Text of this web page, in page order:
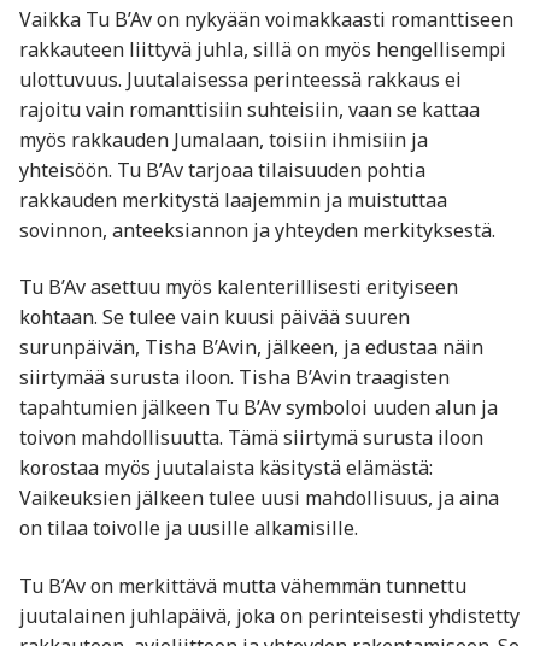
Vaikka Tu B’Av on nykyään voimakkaasti romanttiseen
rakkauteen liittyvä juhla, sillä on myös hengellisempi
ulottuvuus. Juutalaisessa perinteessä rakkaus ei
rajoitu vain romanttisiin suhteisiin, vaan se kattaa
myös rakkauden Jumalaan, toisiin ihmisiin ja
yhteisöön. Tu B’Av tarjoaa tilaisuuden pohtia
rakkauden merkitystä laajemmin ja muistuttaa
sovinnon, anteeksiannon ja yhteyden merkityksestä.
Tu B’Av asettuu myös kalenterillisesti erityiseen
kohtaan. Se tulee vain kuusi päivää suuren
surunpäivän, Tisha B’Avin, jälkeen, ja edustaa näin
siirtymää surusta iloon. Tisha B’Avin traagisten
tapahtumien jälkeen Tu B’Av symboloi uuden alun ja
toivon mahdollisuutta. Tämä siirtymä surusta iloon
korostaa myös juutalaista käsitystä elämästä:
Vaikeuksien jälkeen tulee uusi mahdollisuus, ja aina
on tilaa toivolle ja uusille alkamisille.
Tu B’Av on merkittävä mutta vähemmän tunnettu
juutalainen juhlapäivä, joka on perinteisesti yhdistetty